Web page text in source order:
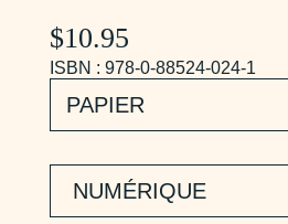
$10.95
ISBN : 978-0-88524-024-1
PAPIER
NUMÉRIQUE